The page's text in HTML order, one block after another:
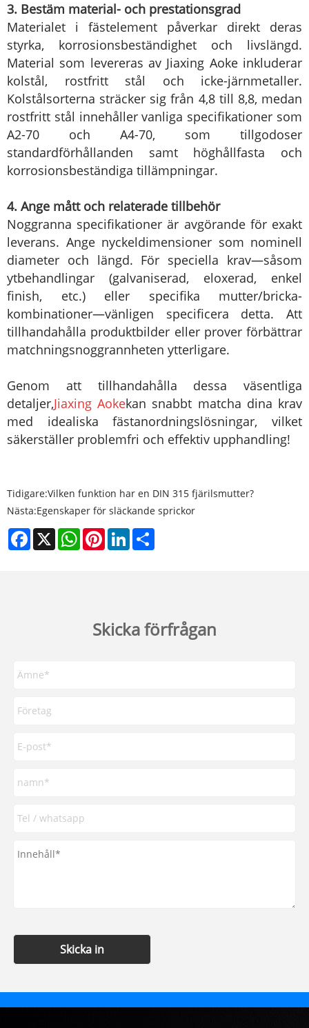
3. Bestäm material- och prestationsgrad
Materialet i fästelement påverkar direkt deras
styrka, korrosionsbeständighet och livslängd.
Material som levereras av Jiaxing Aoke inkluderar
kolstål, rostfritt stål och icke-järnmetaller.
Kolstålsorterna sträcker sig från 4,8 till 8,8, medan
rostfritt stål innehåller vanliga specifikationer som
A2-70 och A4-70, som tillgodoser
standardförhållanden samt höghållfasta och
korrosionsbeständiga tillämpningar.
4. Ange mått och relaterade tillbehör
Noggranna specifikationer är avgörande för exakt
leverans. Ange nyckeldimensioner som nominell
diameter och längd. För speciella krav—såsom
ytbehandlingar (galvaniserad, eloxerad, enkel
finish, etc.) eller specifika mutter/bricka-
kombinationer—vänligen specificera detta. Att
tillhandahålla produktbilder eller prover förbättrar
matchningsnoggrannheten ytterligare.
Genom att tillhandahålla dessa väsentliga
detaljer,Jiaxing Aokekan snabbt matcha dina krav
med idealiska fästanordningslösningar, vilket
säkerställer problemfri och effektiv upphandling!
Tidigare:Vilken funktion har en DIN 315 fjärilsmutter?
Nästa:Egenskaper för släckande sprickor
Facebook
X WhatsAppPinterestLinkedIn
Skicka förfrågan
Skicka in